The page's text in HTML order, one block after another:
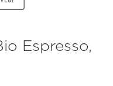
Espresso,